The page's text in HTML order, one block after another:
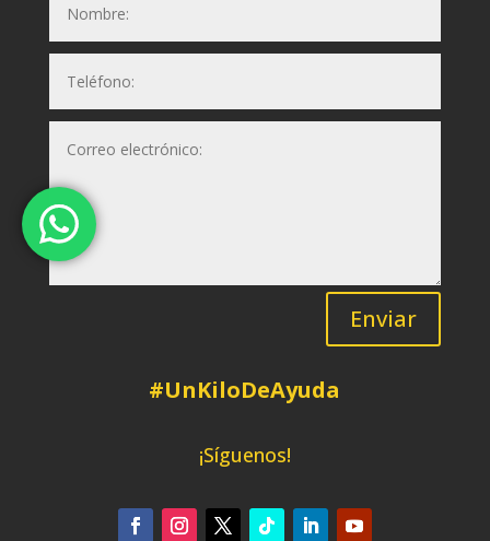
Enviar
#UnKiloDeAyuda
¡Síguenos!